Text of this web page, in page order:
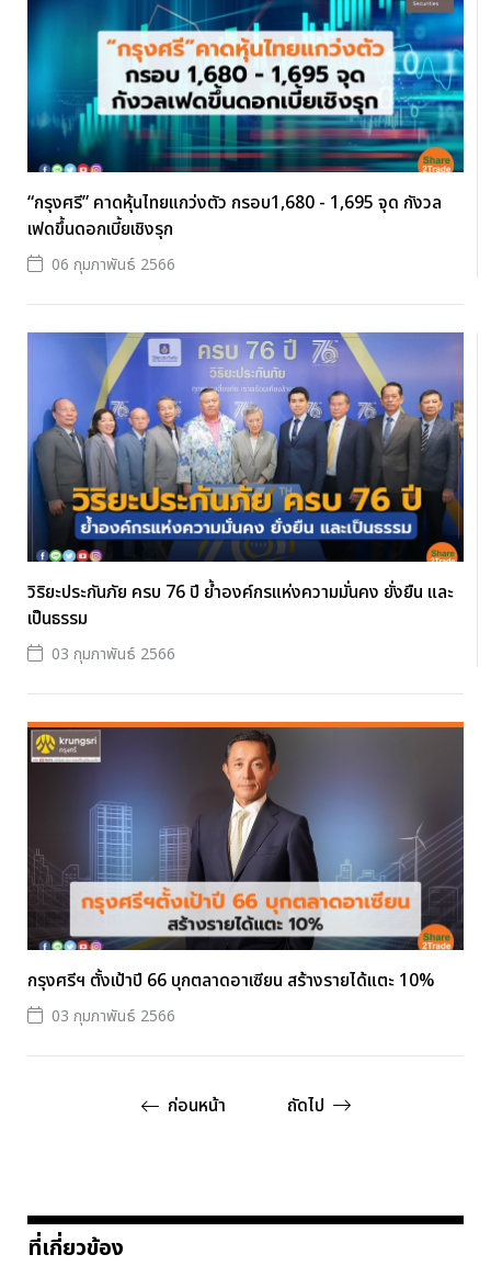
“กรุงศรี” คาดหุ้นไทยแกว่งตัว กรอบ1,680 - 1,695 จุด กังวล
เฟดขึ้นดอกเบี้ยเชิงรุก
06 กุมภาพันธ์ 2566
วิริยะประกันภัย ครบ 76 ปี ย้ำองค์กรแห่งความมั่นคง ยั่งยืน และ
เป็นธรรม
03 กุมภาพันธ์ 2566
กรุงศรีฯ ตั้งเป้าปี 66 บุกตลาดอาเซียน สร้างรายได้แตะ 10%
03 กุมภาพันธ์ 2566
ก่อนหน้า ถัดไป
ที่เกี่ยวข้อง